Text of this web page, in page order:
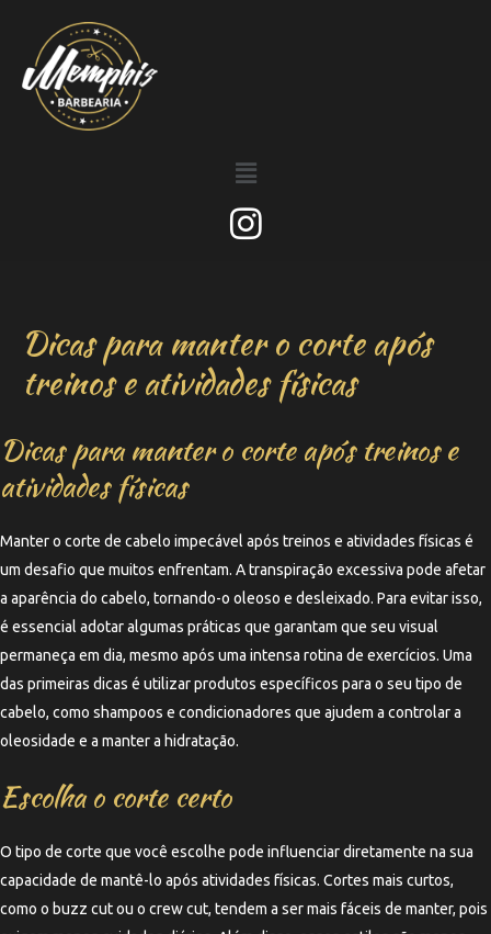
Dicas para manter o corte após
treinos e atividades físicas
Dicas para manter o corte após treinos e
atividades físicas
Manter o corte de cabelo impecável após treinos e atividades físicas é
um desafio que muitos enfrentam. A transpiração excessiva pode afetar
a aparência do cabelo, tornando-o oleoso e desleixado. Para evitar isso,
é essencial adotar algumas práticas que garantam que seu visual
permaneça em dia, mesmo após uma intensa rotina de exercícios. Uma
das primeiras dicas é utilizar produtos específicos para o seu tipo de
cabelo, como shampoos e condicionadores que ajudem a controlar a
oleosidade e a manter a hidratação.
Escolha o corte certo
O tipo de corte que você escolhe pode influenciar diretamente na sua
capacidade de mantê-lo após atividades físicas. Cortes mais curtos,
como o buzz cut ou o crew cut, tendem a ser mais fáceis de manter, pois